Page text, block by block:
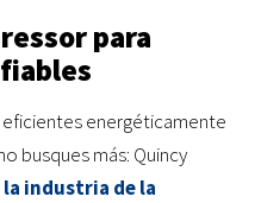
para
energéticamente
busques más: Quincy
la industria de la